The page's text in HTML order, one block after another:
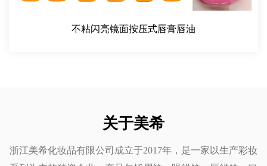
防水木质眼线笔就不会移动，适合漫长的白天和夜晚。其防
水配方确保它能够抵御汗水、泪水，甚至雨水，让您的眼妆
烟熏妆涂抹在睫毛根部，用晕染刷晕染出柔和的烟熏妆效
果。
打造翼状妆容：将眼线笔削尖，描绘出锐利的眼翼，打造大
不粘闪亮镜面按压式唇膏唇油
关于美希
浙江美希化妆品有限公司成立于2017年，是一家以生产彩妆